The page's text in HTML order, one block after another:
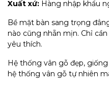
Xuất xứ: Hàng nhập khẩu
Bề mặt bàn sang trọng
nào cũng nhẵn mịn. Chỉ
yêu thích.
Hệ thống vân gỗ đẹp,
hệ thống vân gỗ tự nhiên